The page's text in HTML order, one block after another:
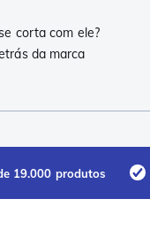
corta com ele?
da marca
19.000 produtos